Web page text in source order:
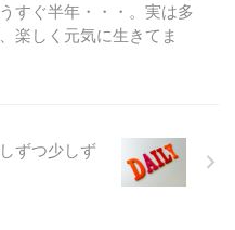
すぐ半年・・・。実は多
楽しく元気に生きてま
ずつ少しず